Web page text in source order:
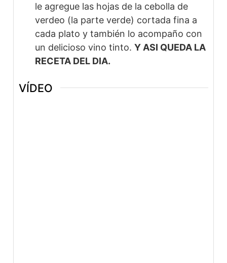
le agregue las hojas de la cebolla de
verdeo (la parte verde) cortada fina a
cada plato y también lo acompaño con
un delicioso vino tinto.Y ASI QUEDA LA
RECETA DEL DIA.
VÍDEO